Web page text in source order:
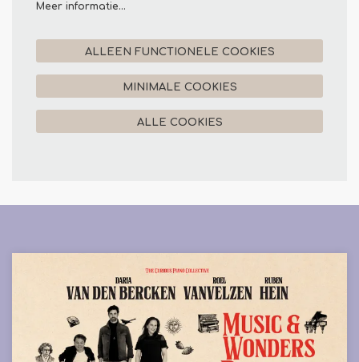
Meer informatie…
ALLEEN FUNCTIONELE COOKIES
MINIMALE COOKIES
ALLE COOKIES